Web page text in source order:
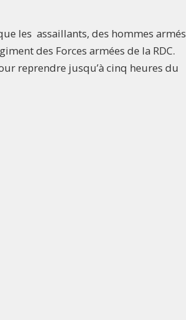
les assaillants, des hommes armés
des Forces armées de la RDC.
reprendre jusqu’à cinq heures du